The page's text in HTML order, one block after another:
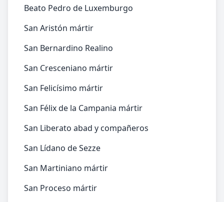
Beato Pedro de Luxemburgo
San Aristón mártir
San Bernardino Realino
San Cresceniano mártir
San Felicísimo mártir
San Félix de la Campania mártir
San Liberato abad y compañeros
San Lídano de Sezze
San Martiniano mártir
San Proceso mártir